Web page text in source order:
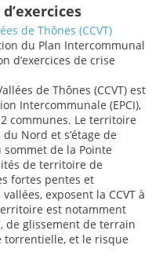
de Thônes (CCVT)
du Plan Intercommunal
d’exercices de crise
de Thônes (CCVT) est
Intercommunale (EPCI),
communes. Le territoire
Nord et s’étage de
sommet de la Pointe
de territoire de
fortes pentes et
exposent la CCVT à
est notamment
de glissement de terrain
torrentielle, et le risque